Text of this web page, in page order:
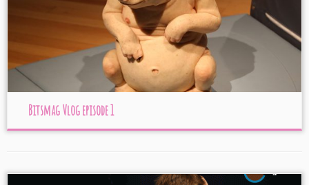
Bitsmag Vlog episode 1